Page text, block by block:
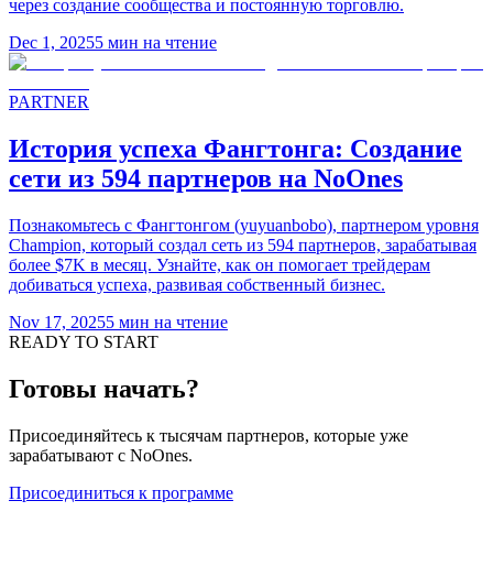
через создание сообщества и постоянную торговлю.
Dec 1, 20255 мин на чтение
PARTNER
История успеха Фангтонга: Создание
сети из 594 партнеров на NoOnes
Познакомьтесь с Фангтонгом (yuyuanbobo), партнером уровня
Champion, который создал сеть из 594 партнеров, зарабатывая
более $7K в месяц. Узнайте, как он помогает трейдерам
добиваться успеха, развивая собственный бизнес.
Nov 17, 20255 мин на чтение
READY TO START
Готовы начать?
Присоединяйтесь к тысячам партнеров, которые уже
зарабатывают с NoOnes.
Присоединиться к программе